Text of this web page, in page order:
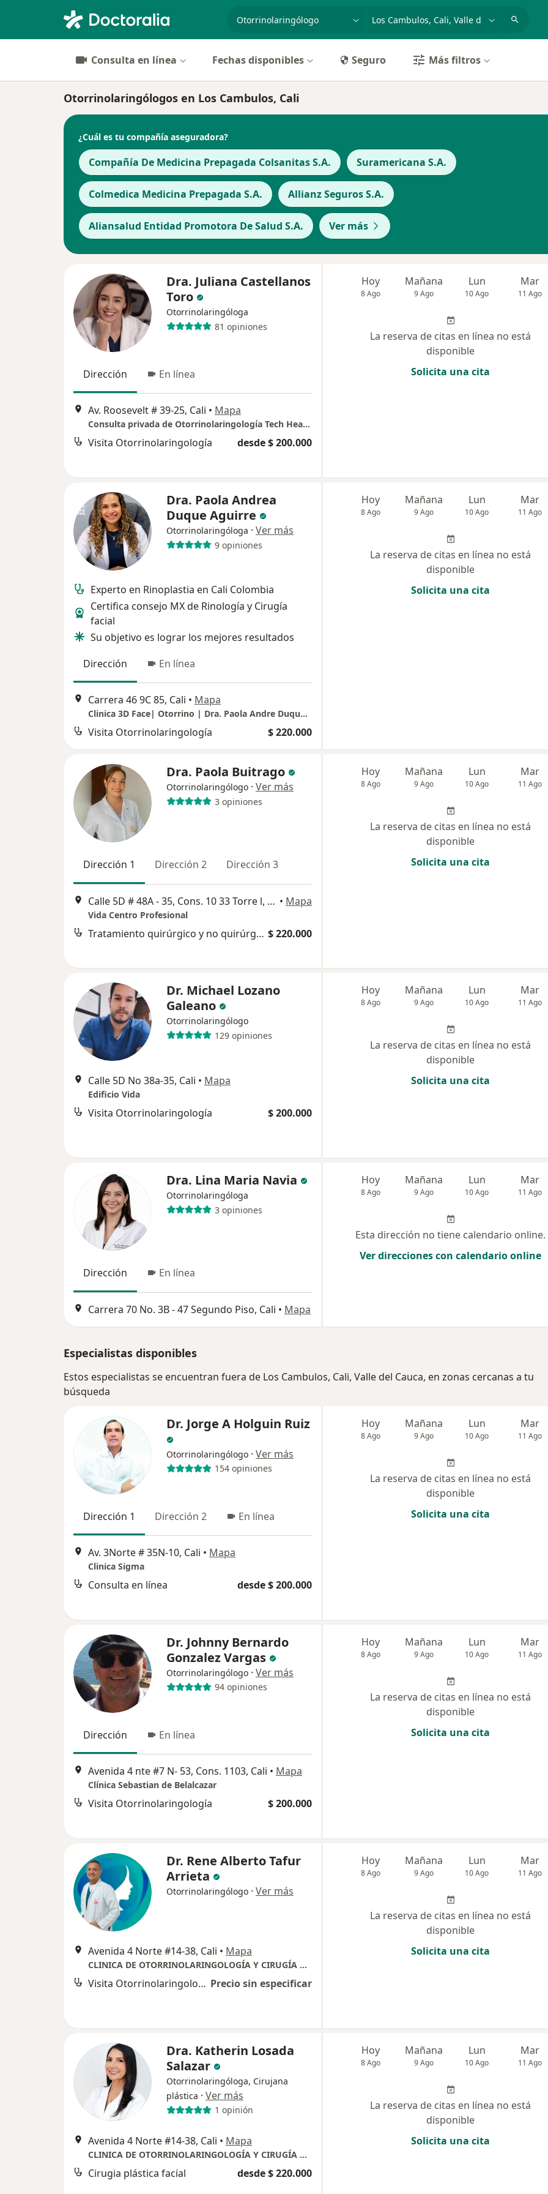
especialidad, enfermedad o nombre
Consulta en línea Fechas disponibles Seguro Más filtros
Otorrinolaringólogos en Los Cambulos, Cali
¿Cuál es tu compañía aseguradora?
Compañía De Medicina Prepagada Colsanitas S.A. Suramericana S.A.
Colmedica Medicina Prepagada S.A. Allianz Seguros S.A.
Aliansalud Entidad Promotora De Salud S.A. Ver más
Dra. Juliana Castellanos
Toro
Otorrinolaringóloga
81 opiniones
Dirección En línea
Av. Roosevelt # 39-25, Cali • Mapa
Consulta privada de Otorrinolaringología Tech Health Foundation
Visita Otorrinolaringología desde $ 200.000
Hoy
8 Ago
Mañana
9 Ago
Lun
10 Ago
Mar
11 Ago
La reserva de citas en línea no está
disponible
Solicita una cita
Dra. Paola Andrea
Duque Aguirre
Otorrinolaringóloga · Ver más
9 opiniones
Experto en Rinoplastia en Cali Colombia
Certifica consejo MX de Rinología y Cirugía
facial
Su objetivo es lograr los mejores resultados
Dirección
En línea
Carrera 46 9C 85, Cali • Mapa
Clinica 3D Face| Otorrino | Dra. Paola Andre Duque Aguirre
Visita Otorrinolaringología $ 220.000
Hoy
8 Ago
Mañana
9 Ago
Lun
10 Ago
Mar
11 Ago
La reserva de citas en línea no está
disponible
Solicita una cita
Dra. Paola Buitrago
Otorrinolaringólogo · Ver más
3 opiniones
Dirección 1 Dirección 2 Dirección 3
Calle 5D # 48A - 35, Cons. 10 33 Torre l, Cali • Mapa
Vida Centro Profesional
Tratamiento quirúrgico y no quirúrgico de la apnea del sueño $ 220.000
Hoy
8 Ago
Mañana
9 Ago
Lun
10 Ago
Mar
11 Ago
La reserva de citas en línea no está
disponible
Solicita una cita
Dr. Michael Lozano
Galeano
Otorrinolaringólogo
129 opiniones
Calle 5D No 38a-35, Cali • Mapa
Edificio Vida
Visita Otorrinolaringología $ 200.000
Hoy
8 Ago
Mañana
9 Ago
Lun
10 Ago
Mar
11 Ago
La reserva de citas en línea no está
disponible
Solicita una cita
Dra. Lina Maria Navia
Otorrinolaringóloga
3 opiniones
Dirección En línea
Carrera 70 No. 3B - 47 Segundo Piso, Cali • Mapa
Hoy
8 Ago
Mañana
9 Ago
Lun
10 Ago
Mar
11 Ago
Esta dirección no tiene calendario online.
Ver direcciones con calendario online
Especialistas disponibles
Estos especialistas se encuentran fuera de Los Cambulos, Cali, Valle del Cauca, en zonas cercanas a tu
búsqueda
Dr. Jorge A Holguin Ruiz
Otorrinolaringólogo · Ver más
154 opiniones
Dirección 1 Dirección 2 En línea
Av. 3Norte # 35N-10, Cali • Mapa
Clinica Sigma
Consulta en línea desde $ 200.000
Hoy
8 Ago
Mañana
9 Ago
Lun
10 Ago
Mar
11 Ago
La reserva de citas en línea no está
disponible
Solicita una cita
Dr. Johnny Bernardo
Gonzalez Vargas
Otorrinolaringólogo · Ver más
94 opiniones
Dirección En línea
Avenida 4 nte #7 N- 53, Cons. 1103, Cali • Mapa
Clínica Sebastian de Belalcazar
Visita Otorrinolaringología $ 200.000
Hoy
8 Ago
Mañana
9 Ago
Lun
10 Ago
Mar
11 Ago
La reserva de citas en línea no está
disponible
Solicita una cita
Dr. Rene Alberto Tafur
Arrieta
Otorrinolaringólogo · Ver más
Avenida 4 Norte #14-38, Cali • Mapa
CLINICA DE OTORRINOLARINGOLOGÍA Y CIRUGÍA PLÁSTICA
Visita Otorrinolaringología Precio sin especificar
Hoy
8 Ago
Mañana
9 Ago
Lun
10 Ago
Mar
11 Ago
La reserva de citas en línea no está
disponible
Solicita una cita
Dra. Katherin Losada
Salazar
Otorrinolaringóloga, Cirujana
plástica · Ver más
1 opinión
Avenida 4 Norte #14-38, Cali • Mapa
CLINICA DE OTORRINOLARINGOLOGÍA Y CIRUGÍA PLÁSTICA
Cirugia plástica facial desde $ 220.000
Hoy
8 Ago
Mañana
9 Ago
Lun
10 Ago
Mar
11 Ago
La reserva de citas en línea no está
disponible
Solicita una cita